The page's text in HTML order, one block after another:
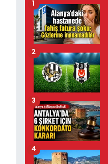
1
2
3
4